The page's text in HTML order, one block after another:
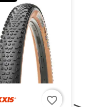
favorite_border